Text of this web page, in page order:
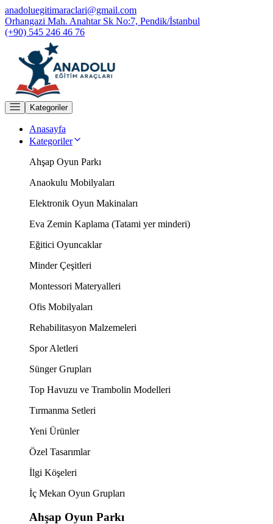
anadoluegitimaraclari@gmail.com
Orhangazi Mah. Anahtar Sk No:7, Pendik/İstanbul
(+90) 545 246 46 76
Kategoriler
Anasayfa
Kategoriler
Ahşap Oyun Parkı
Anaokulu Mobilyaları
Elektronik Oyun Makinaları
Eva Zemin Kaplama (Tatami yer minderi)
Eğitici Oyuncaklar
Minder Çeşitleri
Montessori Materyalleri
Ofis Mobilyaları
Rehabilitasyon Malzemeleri
Spor Aletleri
Sünger Grupları
Top Havuzu ve Trambolin Modelleri
Tırmanma Setleri
Yeni Ürünler
Özel Tasarımlar
İlgi Köşeleri
İç Mekan Oyun Grupları
Ahşap Oyun Parkı